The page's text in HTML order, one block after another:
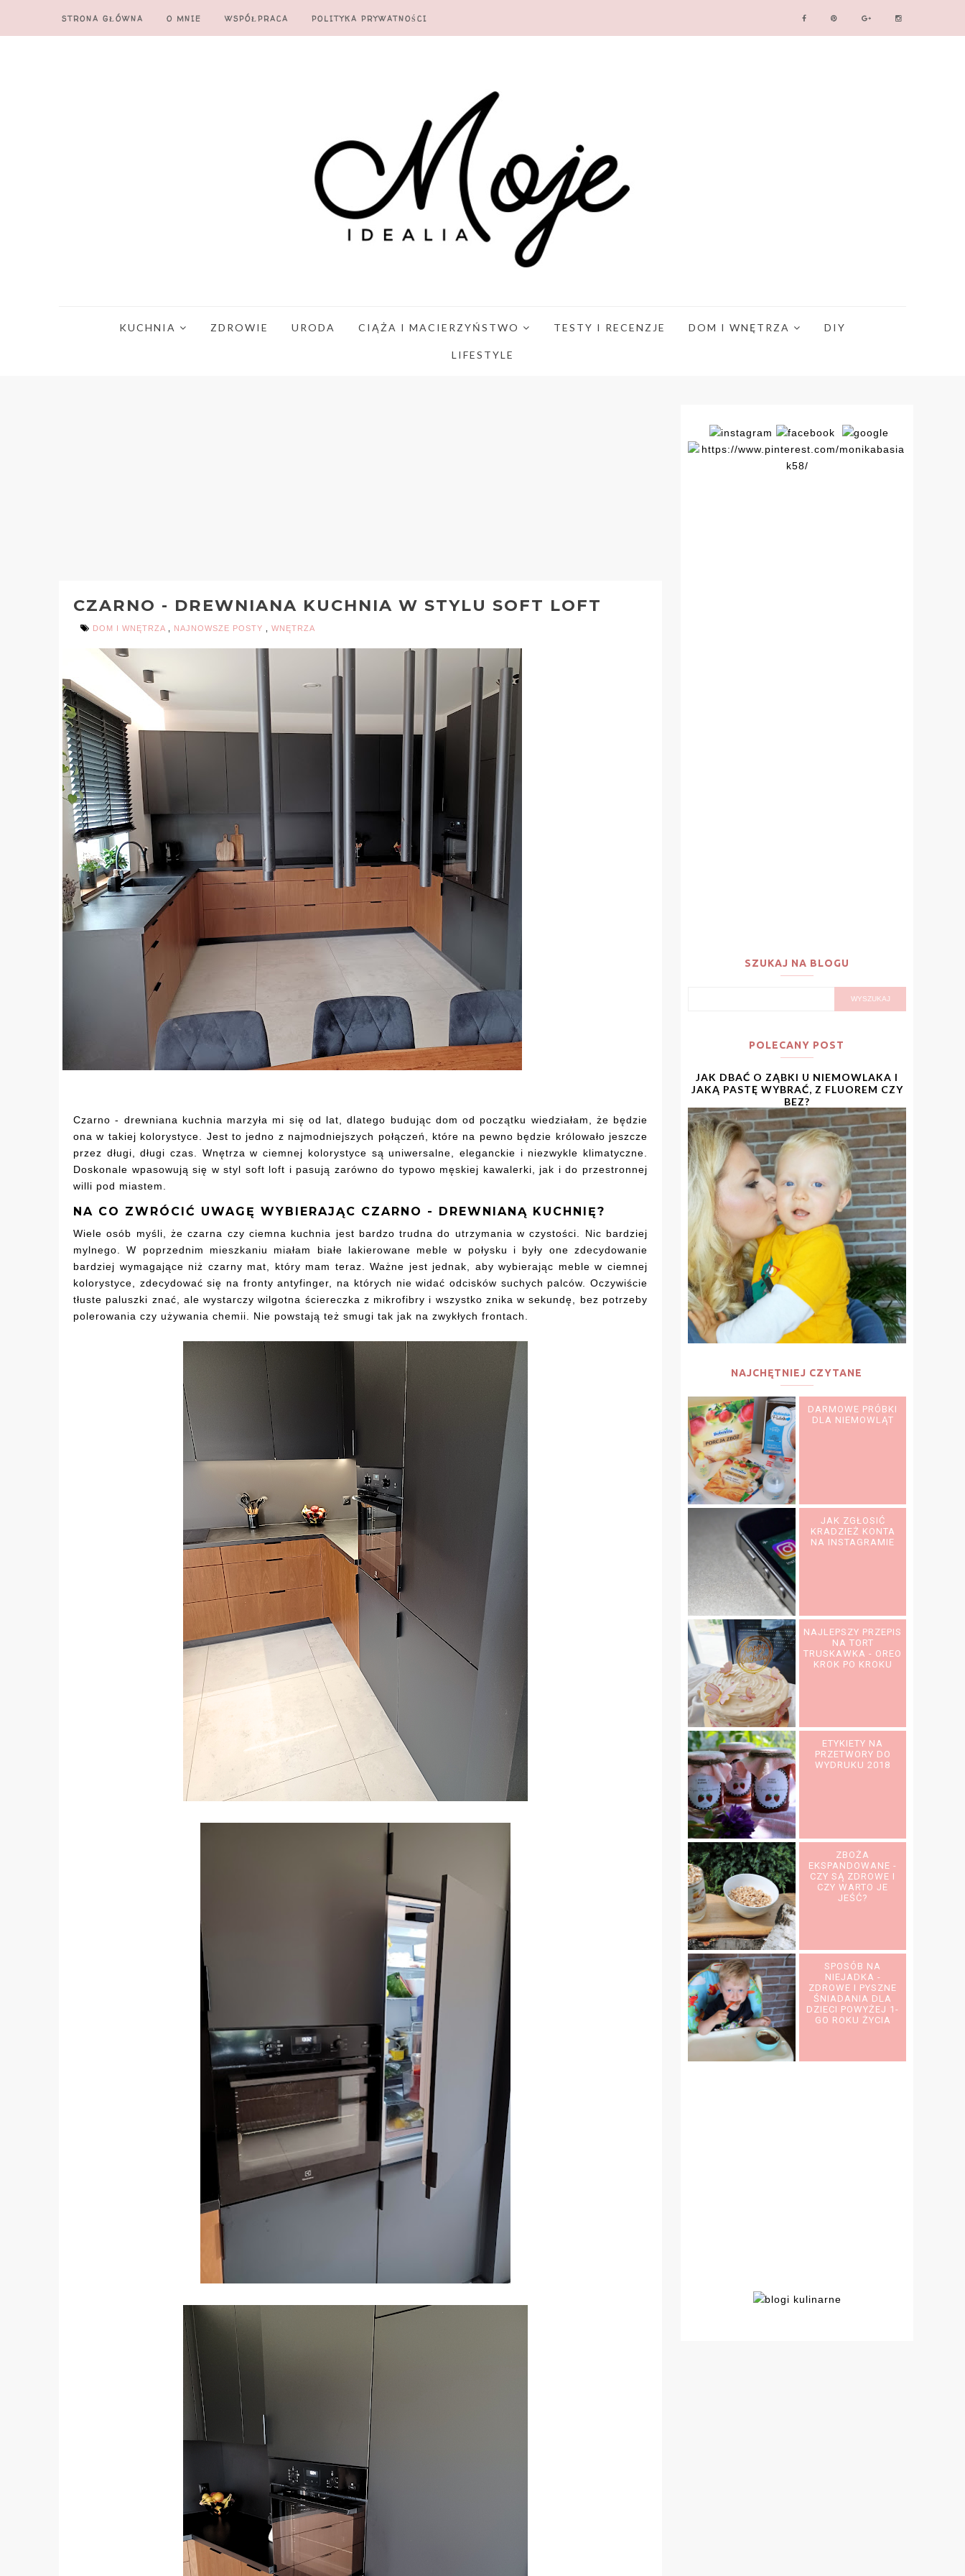
STRONA GŁÓWNA O MNIE WSPÓŁPRACA POLITYKA PRYWATNOŚCI
KUCHNIA ZDROWIE URODA CIĄŻA I MACIERZYŃSTWO TESTY I RECENZJE DOM I WNĘTRZA DIY
LIFESTYLE
CZARNO - DREWNIANA KUCHNIA W STYLU SOFT LOFT
DOM I WNĘTRZA NAJNOWSZE POSTY WNĘTRZA
Czarno - drewniana kuchnia marzyła mi się od lat, dlatego budując dom od początku wiedziałam, że będzie
ona w takiej kolorystyce. Jest to jedno z najmodniejszych połączeń, które na pewno będzie królowało jeszcze
przez długi, długi czas. Wnętrza w ciemnej kolorystyce są uniwersalne, eleganckie i niezwykle klimatyczne.
Doskonale wpasowują się w styl soft loft i pasują zarówno do typowo męskiej kawalerki, jak i do przestronnej
willi pod miastem.
NA CO ZWRÓCIĆ UWAGĘ WYBIERAJĄC CZARNO - DREWNIANĄ KUCHNIĘ?
Wiele osób myśli, że czarna czy ciemna kuchnia jest bardzo trudna do utrzymania w czystości. Nic bardziej
mylnego. W poprzednim mieszkaniu miałam białe lakierowane meble w połysku i były one zdecydowanie
bardziej wymagające niż czarny mat, który mam teraz. Ważne jest jednak, aby wybierając meble w ciemnej
kolorystyce, zdecydować się na fronty antyfinger, na których nie widać odcisków suchych palców. Oczywiście
tłuste paluszki znać, ale wystarczy wilgotna ściereczka z mikrofibry i wszystko znika w sekundę, bez potrzeby
polerowania czy używania chemii. Nie powstają też smugi tak jak na zwykłych frontach.
SZUKAJ NA BLOGU
POLECANY POST
JAK DBAĆ O ZĄBKI U NIEMOWLAKA I
JAKĄ PASTĘ WYBRAĆ, Z FLUOREM CZY
BEZ?
NAJCHĘTNIEJ CZYTANE
DARMOWE PRÓBKI
DLA NIEMOWLĄT
JAK ZGŁOSIĆ
KRADZIEŻ KONTA
NA INSTAGRAMIE
NAJLEPSZY PRZEPIS
NA TORT
TRUSKAWKA - OREO
KROK PO KROKU
ETYKIETY NA
PRZETWORY DO
WYDRUKU 2018
ZBOŻA
EKSPANDOWANE -
CZY SĄ ZDROWE I
CZY WARTO JE
JEŚĆ?
SPOSÓB NA
NIEJADKA -
ZDROWE I PYSZNE
ŚNIADANIA DLA
DZIECI POWYŻEJ 1-
GO ROKU ŻYCIA